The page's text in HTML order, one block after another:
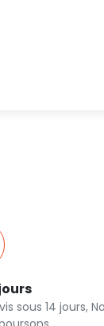
sous 14 jours,